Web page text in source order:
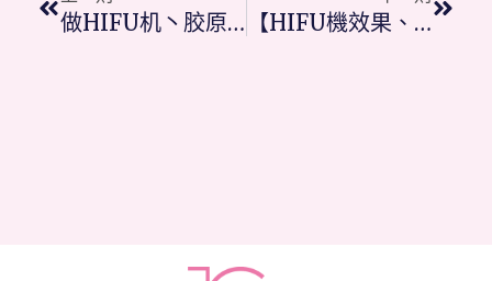
做HIFU机丶胶原疗程前要知道的9件事 【HIFU機效果、副作用】跟其他膠原去皺紋、抗皮膚老化分別？